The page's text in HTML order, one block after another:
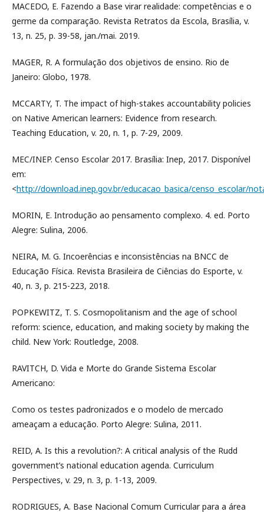
MACEDO, E. Fazendo a Base virar realidade: competências e o
germe da comparação. Revista Retratos da Escola, Brasília, v.
13, n. 25, p. 39-58, jan./mai. 2019.
MAGER, R. A formulação dos objetivos de ensino. Rio de
Janeiro: Globo, 1978.
MCCARTY, T. The impact of high-stakes accountability policies
on Native American learners: Evidence from research.
Teaching Education, v. 20, n. 1, p. 7-29, 2009.
MEC/INEP. Censo Escolar 2017. Brasília: Inep, 2017. Disponível
em:
<http://download.inep.gov.br/educacao_basica/censo_escolar/
MORIN, E. Introdução ao pensamento complexo. 4. ed. Porto
Alegre: Sulina, 2006.
NEIRA, M. G. Incoerências e inconsistências na BNCC de
Educação Física. Revista Brasileira de Ciências do Esporte, v.
40, n. 3, p. 215-223, 2018.
POPKEWITZ, T. S. Cosmopolitanism and the age of school
reform: science, education, and making society by making the
child. New York: Routledge, 2008.
RAVITCH, D. Vida e Morte do Grande Sistema Escolar
Americano:
Como os testes padronizados e o modelo de mercado
ameaçam a educação. Porto Alegre: Sulina, 2011.
REID, A. Is this a revolution?: A critical analysis of the Rudd
government’s national education agenda. Curriculum
Perspectives, v. 29, n. 3, p. 1-13, 2009.
RODRIGUES, A. Base Nacional Comum Curricular para a área